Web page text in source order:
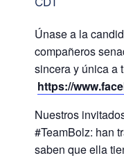
Únase a la
compañeros
sincera y única a
https://
Nuestros
#TeamBolz: han
saben que ella